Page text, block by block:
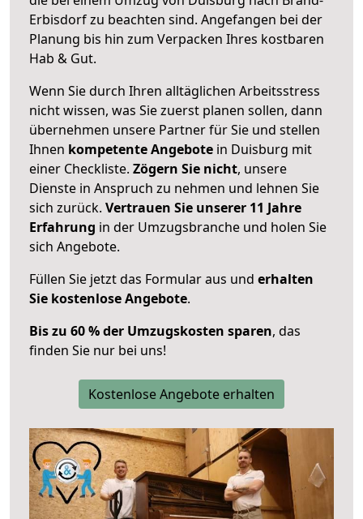
Erbisdorf zu beachten sind. Angefangen bei der
Planung bis hin zum Verpacken Ihres kostbaren
Hab & Gut.
Wenn Sie durch Ihren alltäglichen Arbeitsstress
nicht wissen, was Sie zuerst planen sollen, dann
übernehmen unsere Partner für Sie und stellen
Ihnen kompetente Angebote in Duisburg mit
einer Checkliste. Zögern Sie nicht, unsere
Dienste in Anspruch zu nehmen und lehnen Sie
sich zurück. Vertrauen Sie unserer 11 Jahre
Erfahrung in der Umzugsbranche und holen Sie
sich Angebote.
Füllen Sie jetzt das Formular aus und erhalten
Sie kostenlose Angebote.
Bis zu 60 % der Umzugskosten sparen, das
finden Sie nur bei uns!
Kostenlose Angebote erhalten